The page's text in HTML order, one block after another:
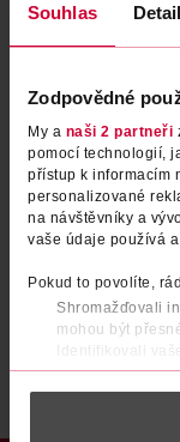
Souhlas
Zodpovědné
My a naši 2 partneři
pomocí technologií,
přístup k informacím
personalizované
na návštěvníky a
vaše údaje používá
Pokud to povolíte,
Shromažďovali
mohou být
Identifikovali
konkrétní
Zjistěte více o tom,
části
Po registraci se stáváte členem